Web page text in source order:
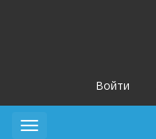
Войти
Toggle